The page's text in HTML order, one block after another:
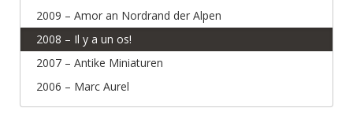
2009 – Amor an Nordrand der Alpen
2008 – Il y a un os!
2007 – Antike Miniaturen
2006 – Marc Aurel